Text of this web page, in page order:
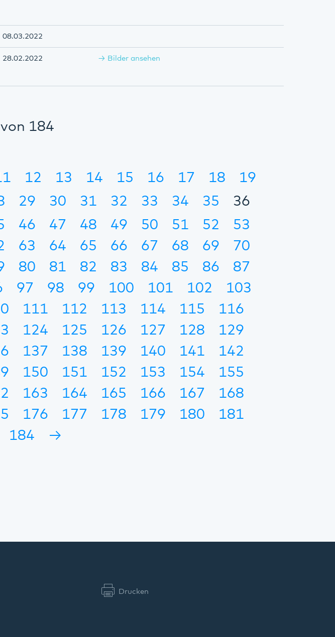
08.03.2022
28.02.2022 Bilder ansehen
184
12 13 14 15 16 17 18
19
29 30 31 32 33 34 35
36
46 47 48 49 50 51 52
53
63 64 65 66 67 68 69
70
80 81 82 83 84 85 86
87
97 98 99 100 101 102
103
111 112 113 114 115
116
124 125 126 127 128
129
137 138 139 140 141
142
150 151 152 153 154
155
163 164 165 166 167
168
176 177 178 179 180
181
184 →
Drucken